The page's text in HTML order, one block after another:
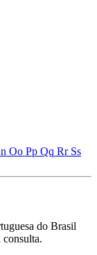
Oo Pp Qq Rr Ss
do Brasil
consulta.